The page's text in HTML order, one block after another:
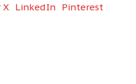
X LinkedIn Pinterest